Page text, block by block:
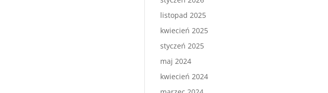
listopad 2025
kwiecień 2025
styczeń 2025
maj 2024
kwiecień 2024